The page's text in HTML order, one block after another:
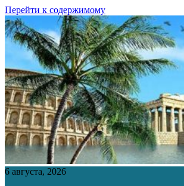
Перейти к содержимому
6 августа, 2026